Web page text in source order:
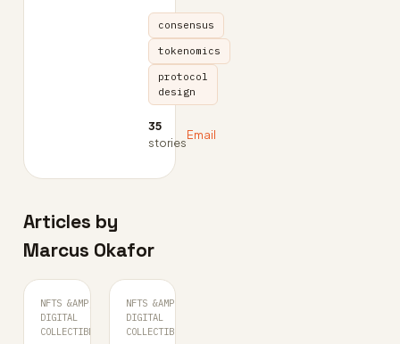
consensus
tokenomics
protocol
design
35
stories
Email
Articles by
Marcus Okafor
NFTS &AMP;
DIGITAL
COLLECTIBLES
NFTS &AMP;
DIGITAL
COLLECTIBLES